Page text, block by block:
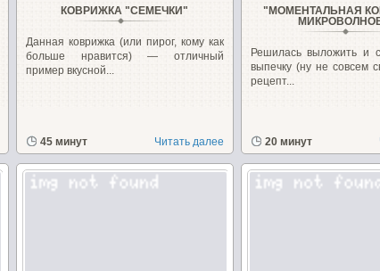
КОВРИЖКА "СЕМЕЧКИ"
Данная коврижка (или пирог, кому как
больше нравится) — отличный
пример вкусной...
45 минут Читать далее
"МОМЕНТАЛЬНАЯ
Решилась выложить и
выпечку (ну не совсем
рецепт...
20 минут